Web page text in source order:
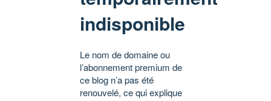
indisponible
Le nom de domaine ou
l’abonnement premium de
ce blog n’a pas été
renouvelé, ce qui explique